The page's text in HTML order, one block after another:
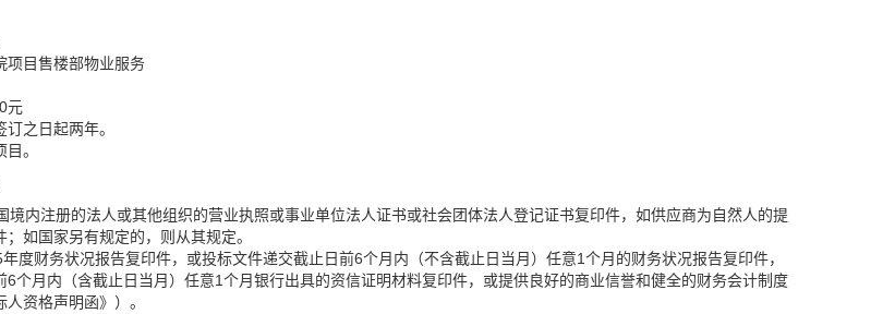
项目售楼部物业服务
元
之日起两年。
。
境内注册的法人或其他组织的营业执照或事业单位法人证书或社会团体法人登记证书复印件，如供应商为自然人的提
如国家另有规定的，则从其规定。
度财务状况报告复印件，或投标文件递交截止日前6个月内（不含截止日当月）任意1个月的财务状况报告复印件，
6个月内（含截止日当月）任意1个月银行出具的资信证明材料复印件，或提供良好的商业信誉和健全的财务会计制度
资格声明函》）。